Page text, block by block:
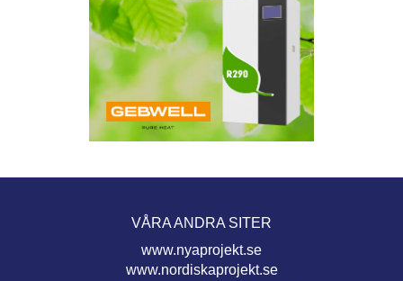
VÅRA ANDRA SITER
www.nyaprojekt.se
www.nordiskaprojekt.se